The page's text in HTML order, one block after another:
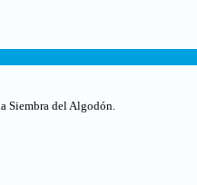
Siembra del Algodón.